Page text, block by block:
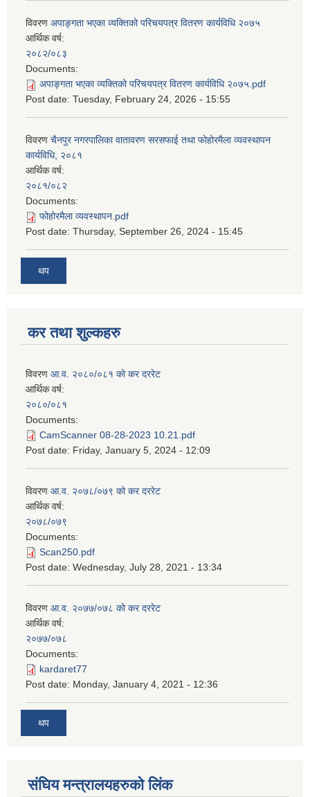
विवरण अपाङ्गता भएका व्यक्तिको परिचयपत्र वितरण कार्यविधि २०७५
आर्थिक वर्ष:
२०८२/०८३
Documents:
अपाङ्गता भएका व्यक्तिको परिचयपत्र वितरण कार्यविधि २०७५.pdf
Post date: Tuesday, February 24, 2026 - 15:55
विवरण चैनपुर नगरपालिका वातावरण सरसफाई तथा फोहोरमैला व्यवस्थापन
कार्यविधि, २०८१
आर्थिक वर्ष:
२०८१/०८२
Documents:
फोहोरमैला व्यवस्थापन.pdf
Post date: Thursday, September 26, 2024 - 15:45
थप
कर तथा शुल्कहरु
विवरण आ.व. २०८०/०८१ को कर दररेट
आर्थिक वर्ष:
२०८०/०८१
Documents:
CamScanner 08-28-2023 10.21.pdf
Post date: Friday, January 5, 2024 - 12:09
विवरण आ.व. २०७८/०७९ को कर दररेट
आर्थिक वर्ष:
२०७८/०७९
Documents:
Scan250.pdf
Post date: Wednesday, July 28, 2021 - 13:34
विवरण आ.व. २०७७/०७८ को कर दररेट
आर्थिक वर्ष:
२०७७/०७८
Documents:
kardaret77
Post date: Monday, January 4, 2021 - 12:36
थप
स‌ंघिय मन्त्रालयहरुको लिंक